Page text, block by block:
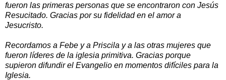
fueron las primeras personas que se encontraron con Jesús
Resucitado. Gracias por su fidelidad en el amor a
Jesucristo.
Recordamos a Febe y a Priscila y a las otras mujeres que
fueron líderes de la iglesia primitiva. Gracias porque
supieron difundir el Evangelio en momentos difíciles para la
Iglesia.